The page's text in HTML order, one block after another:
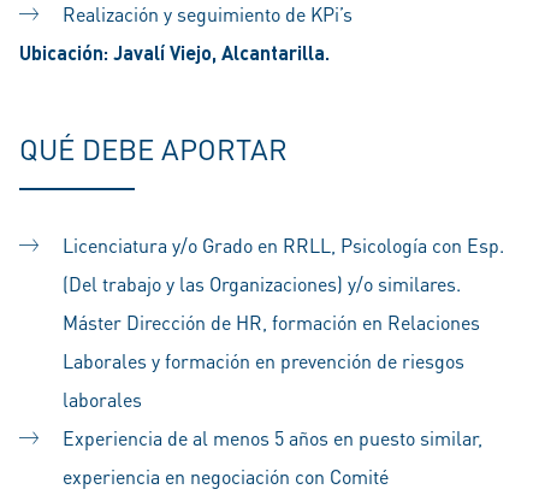
Realización y seguimiento de KPi’s
Ubicación: Javalí Viejo, Alcantarilla.
QUÉ DEBE APORTAR
Licenciatura y/o Grado en RRLL, Psicología con Esp.
(Del trabajo y las Organizaciones) y/o similares.
Máster Dirección de HR, formación en Relaciones
Laborales y formación en prevención de riesgos
laborales
Experiencia de al menos 5 años en puesto similar,
experiencia en negociación con Comité